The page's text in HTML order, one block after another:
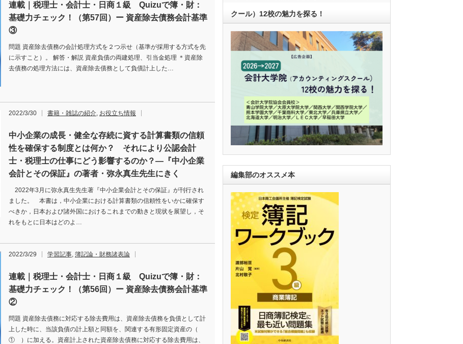
連載｜税理士・会計士・日商１級 Quizuで簿・財：
基礎力チェック！（第57回）ー 資産除去債務会計基準
③
問題 資産除去債務の会計処理方式を２つ示せ（基準が採用する方式を先
に示すこと）。 解答・解説 資産負債の両建処理、引当金処理 ＊資産除
去債務の処理方法には、資産除去債務として負債計上した…
2022/3/30 書籍・雑誌の紹介, お役立ち情報
中小企業の成長・健全な存続に資する計算書類の信頼
性を確保する制度とは何か？ それにより公認会計
士・税理士の仕事にどう影響するのか？―『中小企業
会計とその保証』の著者・弥永真生先生にきく
2022年3月に弥永真生先生著『中小企業会計とその保証』が刊行され
ました。 本書は，中小企業における計算書類の信頼性をいかに確保す
べきか，日本および諸外国におけるこれまでの動きと現状を展望し，そ
れをもとに日本はどのよ…
2022/3/29 学習記事, 簿記論・財務諸表論
連載｜税理士・会計士・日商１級 Quizuで簿・財：
基礎力チェック！（第56回）ー 資産除去債務会計基準
②
問題 資産除去債務に対応する除去費用は、資産除去債務を負債として計
上した時に、当該負債の計上額と同額を、関連する有形固定資産の（
① ）に加える。資産計上された資産除去債務に対応する除去費用は、
クール）12校の魅力を探る！
編集部のオススメ本